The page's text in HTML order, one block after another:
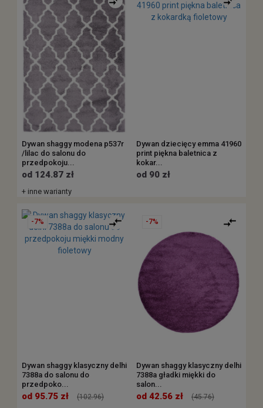
Dywan shaggy modena p537r
/lilac do salonu do
przedpokoju...
od 124.87 zł
+ inne warianty
Dywan dziecięcy emma 41960
print piękna baletnica z
kokar...
od 90 zł
-7%
Dywan shaggy klasyczny delhi
7388a do salonu do
przedpoko...
od 95.75 zł (102.96)
-7%
Dywan shaggy klasyczny delhi
7388a gładki miękki do
salon...
od 42.56 zł (45.76)